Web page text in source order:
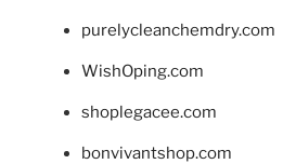
purelycleanchemdry.com
WishOping.com
shoplegacee.com
bonvivantshop.com